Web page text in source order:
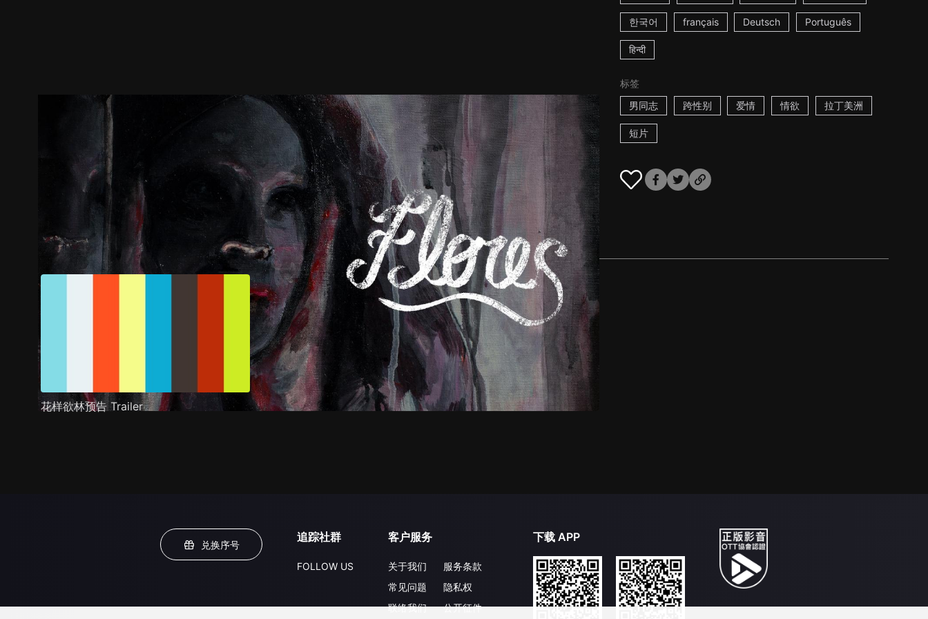
한국어 français Deutsch Português
हिन्दी
标签
男同志
跨性别 爱情 情欲 拉丁美洲
短片
预告 剧照 推荐影片 剧情介绍
花样欲林预告 Trailer
兑换序号
追踪社群
FOLLOW US
客户服务
关于我们
常见问题
联络我们
服务条款
隐私权
公开征件
下载 APP